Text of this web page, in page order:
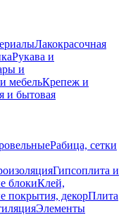
Лакокрасочная
Рукава и
и
мебельКрепеж и
и бытовая
Рабица, сетки
Гипсоплита и
блокиКлей,
покрытия, декорПлита
Элементы